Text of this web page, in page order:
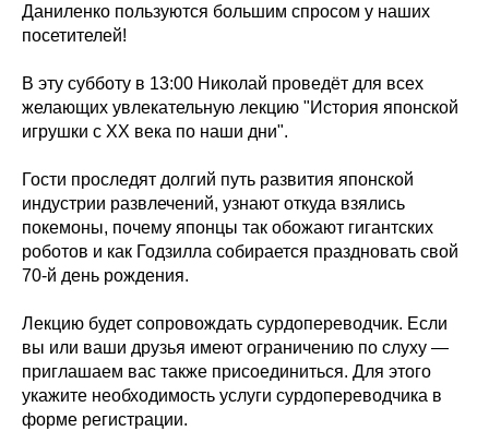
Даниленко пользуются большим спросом у наших
посетителей!
В эту субботу в 13:00 Николай проведёт для всех
желающих увлекательную лекцию "История японской
игрушки с XX века по наши дни".
Гости проследят долгий путь развития японской
индустрии развлечений, узнают откуда взялись
покемоны, почему японцы так обожают гигантских
роботов и как Годзилла собирается праздновать свой
70-й день рождения.
Лекцию будет сопровождать сурдопереводчик. Если
вы или ваши друзья имеют ограничению по слуху —
приглашаем вас также присоединиться. Для этого
укажите необходимость услуги сурдопереводчика в
форме регистрации.